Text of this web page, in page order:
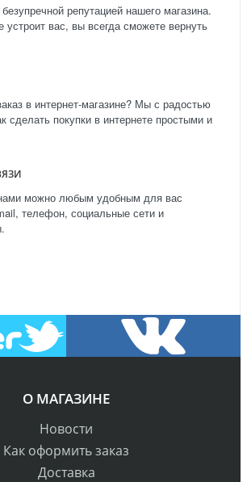
репутацией нашего магазина.
устроит вас, вы всегда сможете вернуть
в интернет-магазине? Мы с радостью
сделать покупки в интернете простыми и
можно любым удобным для вас
телефон, социальные сети и
О МАГАЗИНЕ
Новости
Как оформить заказ
Доставка